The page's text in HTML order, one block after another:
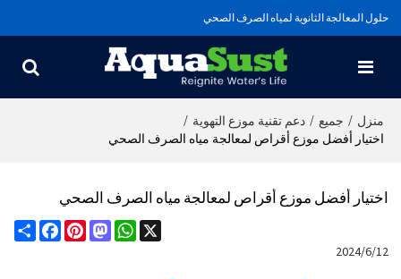
حلول المعالجة الثانوية لمياه الصرف الصحي
منزل / جميع / دعم تقنية موزع التهوية /
اختيار أفضل موزع أقراص لمعالجة مياه الصرف الصحي
اختيار أفضل موزع أقراص لمعالجة مياه الصرف الصحي
Share
FacebookPinterest
MastodonWhatsApp
X
2024/6/12